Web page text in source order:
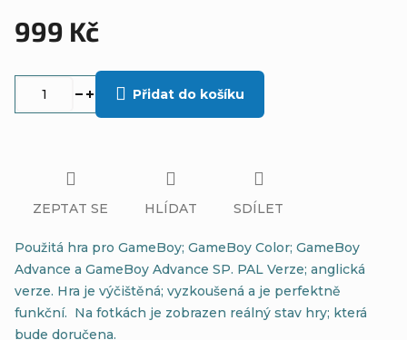
999 Kč
Přidat do košíku
Použitá hra pro GameBoy; GameBoy Color; GameBoy
Advance a GameBoy Advance SP. PAL Verze; anglická
verze. Hra je výčištěná; vyzkoušená a je perfektně
funkční. Na fotkách je zobrazen reálný stav hry; která
bude doručena.
ZEPTAT SE HLÍDAT SDÍLET